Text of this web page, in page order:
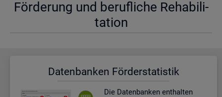
För­de­rung und be­ruf­li­che Re­ha­bi­li­
ta­ti­on
Da­ten­ban­ken För­der­sta­tis­tik
Die Da­ten­ban­ken ent­hal­ten